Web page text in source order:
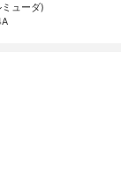
ューダ)